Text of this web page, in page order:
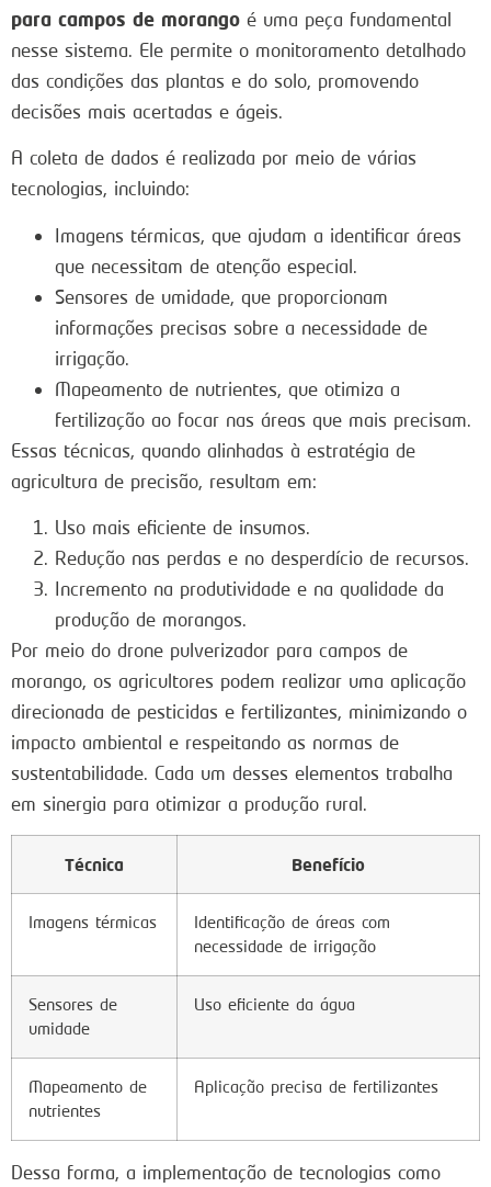
para campos de morango é uma peça fundamental
nesse sistema. Ele permite o monitoramento detalhado
das condições das plantas e do solo, promovendo
decisões mais acertadas e ágeis.
A coleta de dados é realizada por meio de várias
tecnologias, incluindo:
Imagens térmicas, que ajudam a identificar áreas
que necessitam de atenção especial.
Sensores de umidade, que proporcionam
informações precisas sobre a necessidade de
irrigação.
Mapeamento de nutrientes, que otimiza a
fertilização ao focar nas áreas que mais precisam.
Essas técnicas, quando alinhadas à estratégia de
agricultura de precisão, resultam em:
Uso mais eficiente de insumos.
Redução nas perdas e no desperdício de recursos.
Incremento na produtividade e na qualidade da
produção de morangos.
Por meio do drone pulverizador para campos de
morango, os agricultores podem realizar uma aplicação
direcionada de pesticidas e fertilizantes, minimizando o
impacto ambiental e respeitando as normas de
sustentabilidade. Cada um desses elementos trabalha
em sinergia para otimizar a produção rural.
Técnica Benefício
Imagens térmicas
Identificação de áreas com
necessidade de irrigação
Sensores de
umidade
Uso eficiente da água
Mapeamento de
nutrientes
Aplicação precisa de fertilizantes
Dessa forma, a implementação de tecnologias como